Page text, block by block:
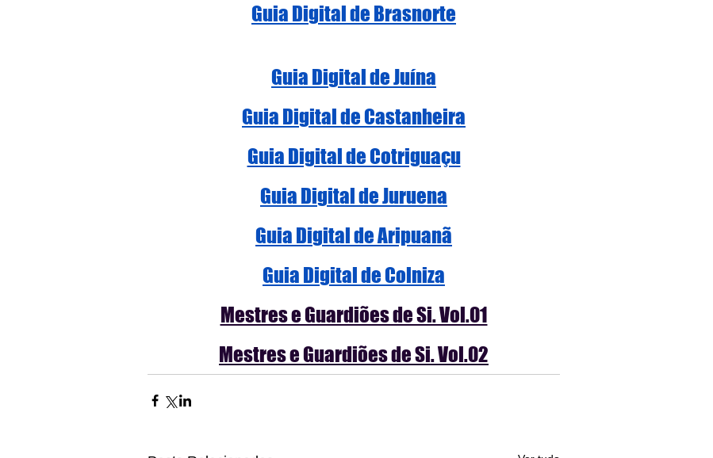
Guia Digital de Brasnorte
Guia Digital de Juína
Guia Digital de Castanheira
Guia Digital de Cotriguaçu
Guia Digital de Juruena
Guia Digital de Aripuanã
Guia Digital de Colniza
Mestres e Guardiões de Si. Vol.01
Mestres e Guardiões de Si. Vol.02